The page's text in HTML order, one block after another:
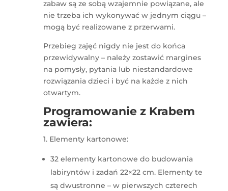
zabaw są ze sobą wzajemnie powiązane, ale
nie trzeba ich wykonywać w jednym ciągu –
mogą być realizowane z przerwami.
Przebieg zajęć nigdy nie jest do końca
przewidywalny – należy zostawić margines
na pomysły, pytania lub niestandardowe
rozwiązania dzieci i być na każde z nich
otwartym.
Programowanie z Krabem
zawiera:
1. Elementy kartonowe:
32 elementy kartonowe do budowania
labiryntów i zadań 22×22 cm. Elementy te
są dwustronne – w pierwszych czterech